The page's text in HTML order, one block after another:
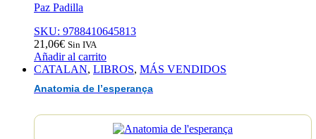
Paz Padilla
SKU: 9788410645813
21,06€ Sin IVA
Añadir al carrito
CATALAN, LIBROS, MÁS VENDIDOS
Anatomia de l’esperança